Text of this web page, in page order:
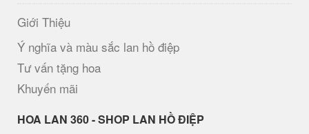
Giới Thiệu
Ý nghĩa và màu sắc lan hồ điệp
Tư vấn tặng hoa
Khuyến mãi
H​OA LAN 360 - SHOP LAN HỒ ĐIỆP